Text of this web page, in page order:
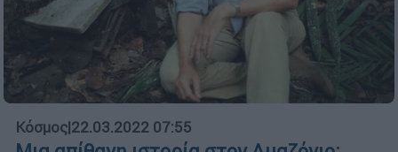
Κόσμος|22.03.2022 07:55